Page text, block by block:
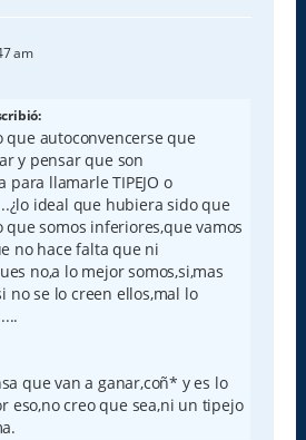
am
que autoconvencerse que
y pensar que son
para llamarle TIPEJO o
ideal que hubiera sido que
somos inferiores,que vamos
no hace falta que ni
no,a lo mejor somos,si,mas
no se lo creen ellos,mal lo
que van a ganar,coñ* y es lo
eso,no creo que sea,ni un tipejo